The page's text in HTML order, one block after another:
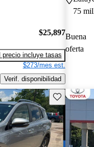
$25,897
precio incluye tasas
$273/mes est.
Verif. disponibilidad
75
Buena
oferta
Guarda este